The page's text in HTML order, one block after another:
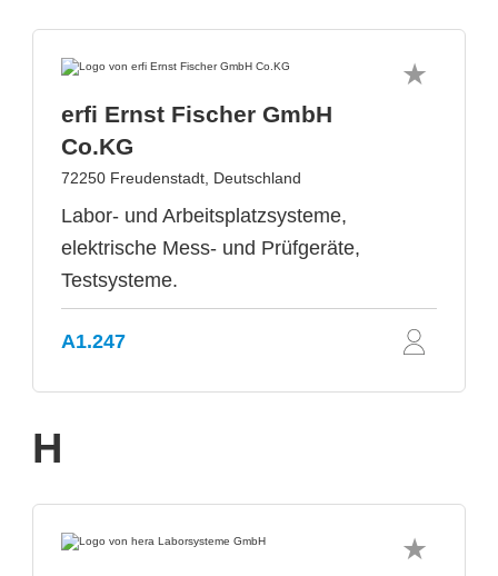
erfi Ernst Fischer GmbH
Co.KG
72250 Freudenstadt, Deutschland
Labor- und Arbeitsplatzsysteme,
elektrische Mess- und Prüfgeräte,
Testsysteme.
A1.247
H